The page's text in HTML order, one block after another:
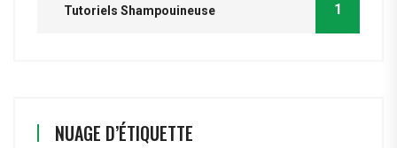
Tutoriels Shampouineuse 1
NUAGE D’ÉTIQUETTE